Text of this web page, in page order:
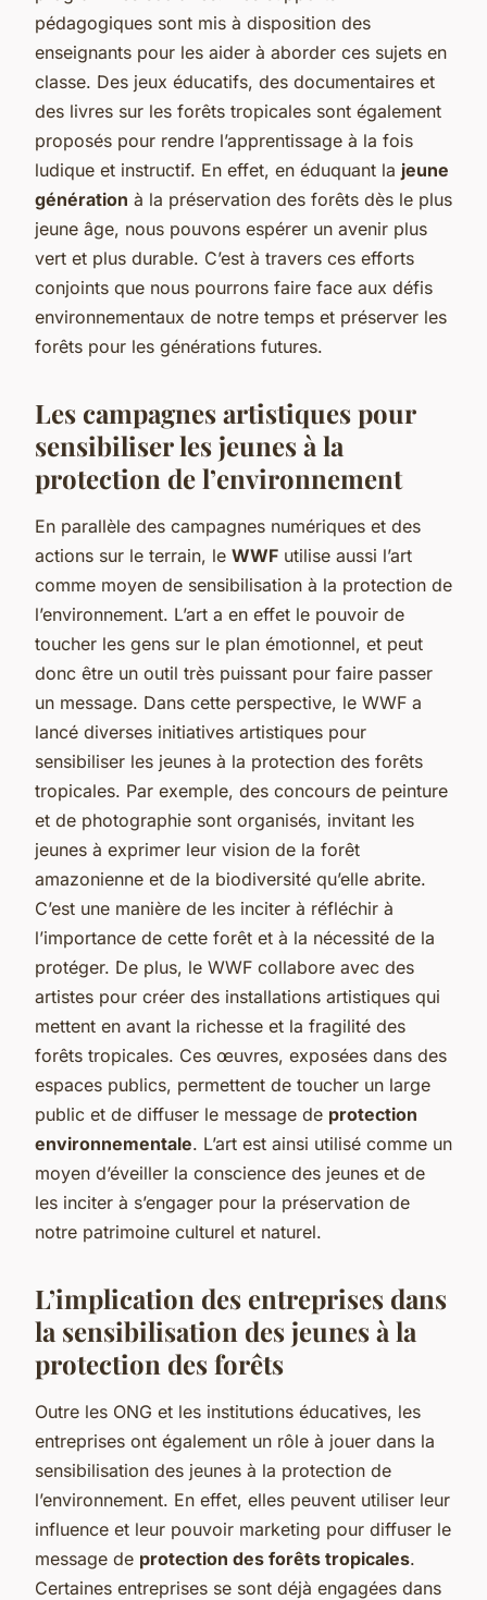
pédagogiques sont mis à disposition des
enseignants pour les aider à aborder ces sujets en
classe. Des jeux éducatifs, des documentaires et
des livres sur les forêts tropicales sont également
proposés pour rendre l’apprentissage à la fois
ludique et instructif. En effet, en éduquant la jeune
génération à la préservation des forêts dès le plus
jeune âge, nous pouvons espérer un avenir plus
vert et plus durable. C’est à travers ces efforts
conjoints que nous pourrons faire face aux défis
environnementaux de notre temps et préserver les
forêts pour les générations futures.
Les campagnes artistiques pour
sensibiliser les jeunes à la
protection de l’environnement
En parallèle des campagnes numériques et des
actions sur le terrain, le WWF utilise aussi l’art
comme moyen de sensibilisation à la protection de
l’environnement. L’art a en effet le pouvoir de
toucher les gens sur le plan émotionnel, et peut
donc être un outil très puissant pour faire passer
un message. Dans cette perspective, le WWF a
lancé diverses initiatives artistiques pour
sensibiliser les jeunes à la protection des forêts
tropicales. Par exemple, des concours de peinture
et de photographie sont organisés, invitant les
jeunes à exprimer leur vision de la forêt
amazonienne et de la biodiversité qu’elle abrite.
C’est une manière de les inciter à réfléchir à
l’importance de cette forêt et à la nécessité de la
protéger. De plus, le WWF collabore avec des
artistes pour créer des installations artistiques qui
mettent en avant la richesse et la fragilité des
forêts tropicales. Ces œuvres, exposées dans des
espaces publics, permettent de toucher un large
public et de diffuser le message de protection
environnementale. L’art est ainsi utilisé comme un
moyen d’éveiller la conscience des jeunes et de
les inciter à s’engager pour la préservation de
notre patrimoine culturel et naturel.
L’implication des entreprises dans
la sensibilisation des jeunes à la
protection des forêts
Outre les ONG et les institutions éducatives, les
entreprises ont également un rôle à jouer dans la
sensibilisation des jeunes à la protection de
l’environnement. En effet, elles peuvent utiliser leur
influence et leur pouvoir marketing pour diffuser le
message de protection des forêts tropicales.
Certaines entreprises se sont déjà engagées dans